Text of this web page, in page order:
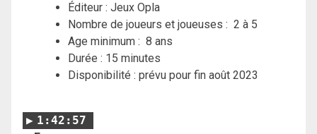
Éditeur : Jeux Opla
Nombre de joueurs et joueuses : 2 à 5
Age minimum : 8 ans
Durée : 15 minutes
Disponibilité : prévu pour fin août 2023
1:42:57